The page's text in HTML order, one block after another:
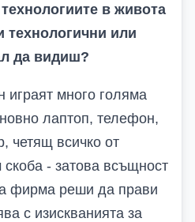
в живота
технологични или
да видиш?
играят много голяма
лаптоп, телефон,
четящ всичко от
скоба - затова всъщност
фирма реши да прави
с изискванията за